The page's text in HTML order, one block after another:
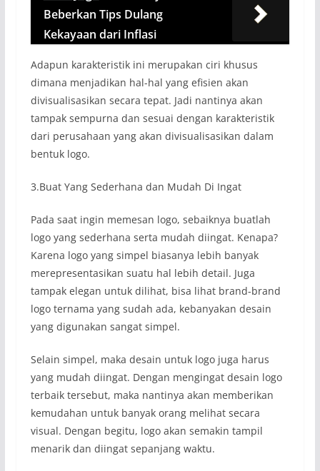
Beberkan Tips Dulang
Kekayaan dari Inflasi
Adapun karakteristik ini merupakan ciri khusus
dimana menjadikan hal-hal yang efisien akan
divisualisasikan secara tepat. Jadi nantinya akan
tampak sempurna dan sesuai dengan karakteristik
dari perusahaan yang akan divisualisasikan dalam
bentuk logo.
3.Buat Yang Sederhana dan Mudah Di Ingat
Pada saat ingin memesan logo, sebaiknya buatlah
logo yang sederhana serta mudah diingat. Kenapa?
Karena logo yang simpel biasanya lebih banyak
merepresentasikan suatu hal lebih detail. Juga
tampak elegan untuk dilihat, bisa lihat brand-brand
logo ternama yang sudah ada, kebanyakan desain
yang digunakan sangat simpel.
Selain simpel, maka desain untuk logo juga harus
yang mudah diingat. Dengan mengingat desain logo
terbaik tersebut, maka nantinya akan memberikan
kemudahan untuk banyak orang melihat secara
visual. Dengan begitu, logo akan semakin tampil
menarik dan diingat sepanjang waktu.